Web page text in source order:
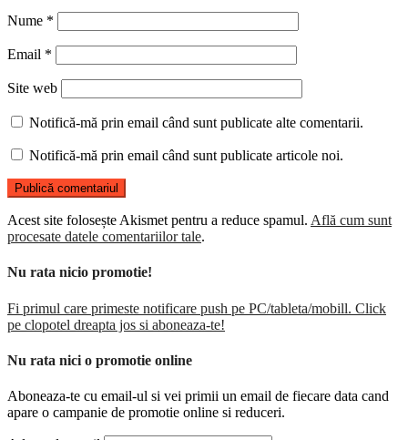
Nume *
Email *
Site web
Notifică-mă prin email când sunt publicate alte comentarii.
Notifică-mă prin email când sunt publicate articole noi.
Acest site folosește Akismet pentru a reduce spamul. Află cum sunt
procesate datele comentariilor tale.
Nu rata nicio promotie!
Fi primul care primeste notificare push pe PC/tableta/mobill. Click
pe clopotel dreapta jos si aboneaza-te!
Nu rata nici o promotie online
Aboneaza-te cu email-ul si vei primii un email de fiecare data cand
apare o campanie de promotie online si reduceri.